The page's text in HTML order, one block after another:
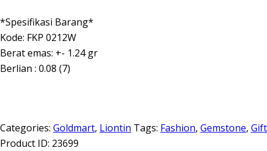
*Spesifikasi Barang*
Kode: FKP 0212W
Berat emas: +- 1.24 gr
Berlian : 0.08 (7)
Categories: Goldmart, Liontin Tags: Fashion, Gemstone, Gift
Product ID: 23699